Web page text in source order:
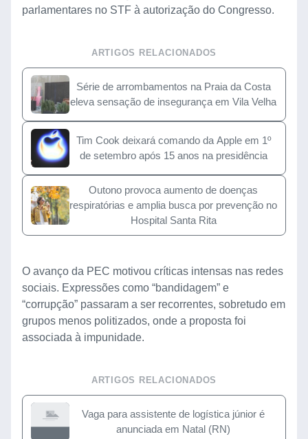
parlamentares no STF à autorização do Congresso.
ARTIGOS RELACIONADOS
Série de arrombamentos na Praia da Costa
eleva sensação de insegurança em Vila Velha
Tim Cook deixará comando da Apple em 1º
de setembro após 15 anos na presidência
Outono provoca aumento de doenças
respiratórias e amplia busca por prevenção no
Hospital Santa Rita
O avanço da PEC motivou críticas intensas nas redes
sociais. Expressões como “bandidagem” e
“corrupção” passaram a ser recorrentes, sobretudo em
grupos menos politizados, onde a proposta foi
associada à impunidade.
ARTIGOS RELACIONADOS
Vaga para assistente de logística júnior é
anunciada em Natal (RN)